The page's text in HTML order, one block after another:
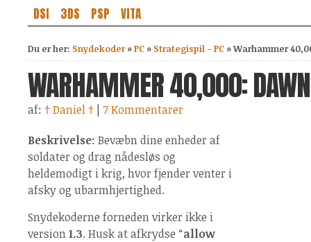
DSI
3DS PSP VITA
Du er her: Snydekoder»PC » Strategispil - PC »Warhammer
WARHAMMER 40,000:
af: † Daniel †
7 Kommentarer
Beskrivelse: Bevæbn dine enheder af
soldater og drag nådesløs og
heldemodigt i krig, hvor fjender venter i
afsky og ubarmhjertighed.
Snydekoderne forneden virker ikke i
version1.3. Husk at afkrydse “allow